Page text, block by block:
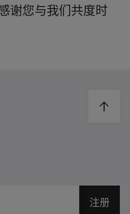
谢您与我们共度时
注册